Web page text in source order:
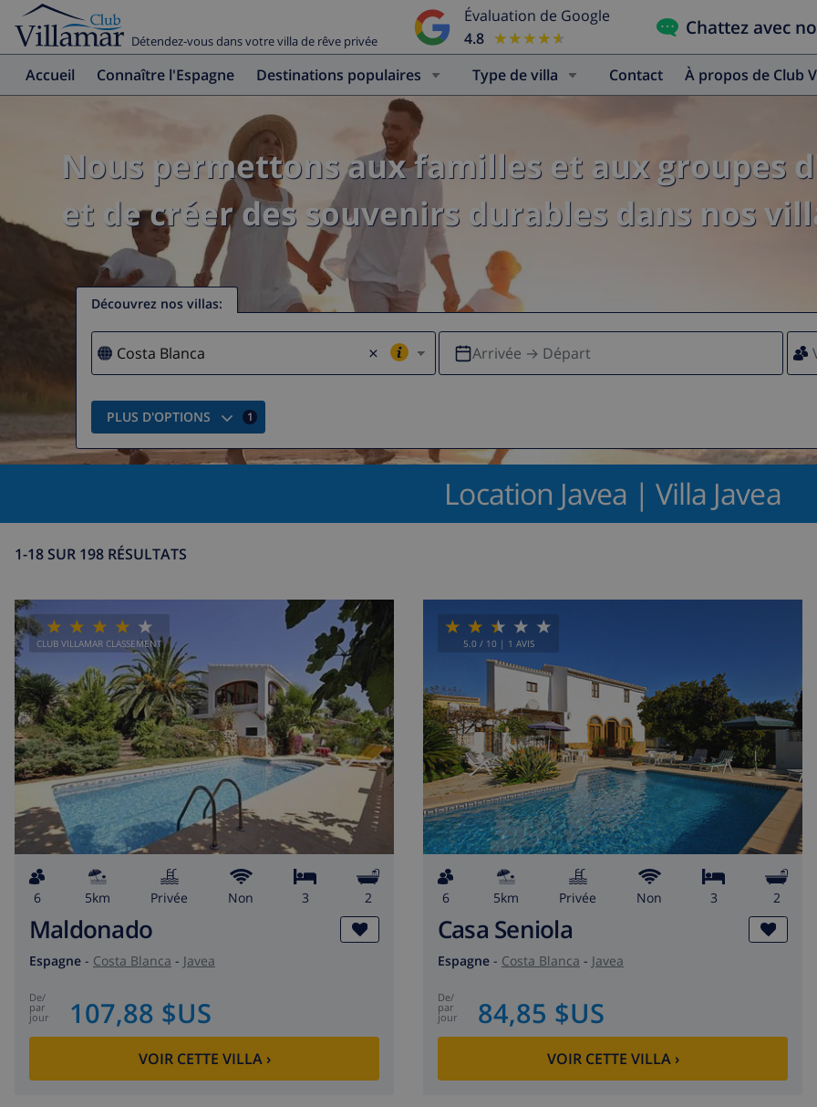
Détendez-vous dans votre villa de rêve privée
Évaluation de Google
4.8 ★★★★★
★★★★★ Chattez avec
Accueil Connaître l'Espagne Destinations populaires Type de villa Contact À propos de Club
Nous permettons aux familles et aux groupes
et de créer des souvenirs durables dans nos
Découvrez nos villas:
× Arrivée → Départ
PLUS D'OPTIONS 1
Location Javea | Villa Javea
1-18 SUR 198 RÉSULTATS
CLUB VILLAMAR CLASSEMENT
6 5km privée Non 3 2
Maldonado
Espagne - Costa Blanca - Javea
de/
par
jour 107,88 $US
VOIR CETTE VILLA›
5.0 / 10 | 1 AVIS
6 5km privée Non 3 2
Casa Seniola
Espagne - Costa Blanca - Javea
de/
par
jour 84,85 $US
VOIR CETTE VILLA›